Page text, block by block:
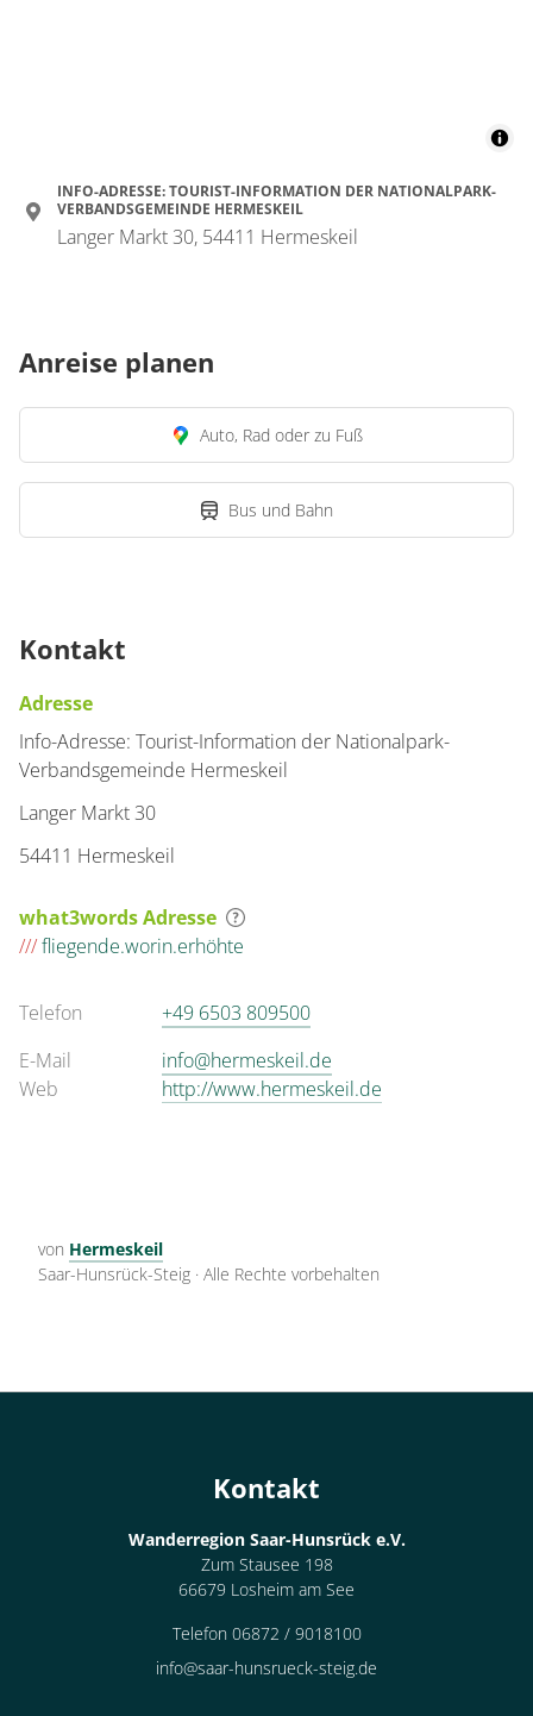
INFO-ADRESSE: TOURIST-INFORMATION DER NATIONALPARK-
VERBANDSGEMEINDE HERMESKEIL
Langer Markt 30, 54411 Hermeskeil
Anreise planen
Auto, Rad oder zu Fuß
Bus und Bahn
Kontakt
Adresse
Info-Adresse: Tourist-Information der Nationalpark-
Verbandsgemeinde Hermeskeil
Langer Markt 30
54411 Hermeskeil
what3words Adresse
///fliegende.worin.erhöhte
Telefon
+49 6503 809500
E-Mail
info@hermeskeil.de
Web
http://www.hermeskeil.de
von Hermeskeil
Saar-Hunsrück-Steig · Alle Rechte vorbehalten
Kontakt
Wanderregion Saar-Hunsrück e.V.
Zum Stausee 198
66679 Losheim am See
Telefon 06872 / 9018100
info@saar-hunsrueck-steig.de